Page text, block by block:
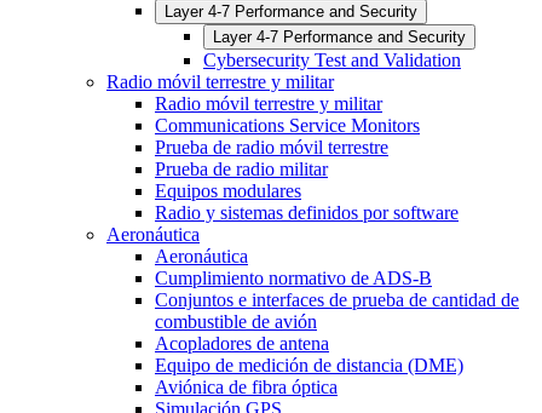
Layer 4-7 Performance and Security
Layer 4-7 Performance and Security
Cybersecurity Test and Validation
Radio móvil terrestre y militar
Radio móvil terrestre y militar
Communications Service Monitors
Prueba de radio móvil terrestre
Prueba de radio militar
Equipos modulares
Radio y sistemas definidos por software
Aeronáutica
Aeronáutica
Cumplimiento normativo de ADS-B
Conjuntos e interfaces de prueba de cantidad de
combustible de avión
Acopladores de antena
Equipo de medición de distancia (DME)
Aviónica de fibra óptica